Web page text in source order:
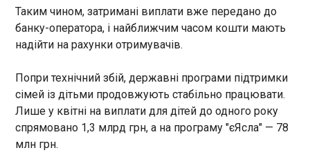
"Національний кешбек" демонструє
зростання попиту на українські товари та
позитивний вплив на економіку, –
Мінекономіки
16:41:59
Програма "Національний
кешбек" отримала високу
оцінку серед українських
споживачів і демонструє
відчутний позитивний ефект
ЧИТАТЬ
Таким чином, затримані виплати вже передано до
банку-оператора, і найближчим часом кошти мають
надійти на рахунки отримувачів.
Попри технічний збій, державні програми підтримки
сімей із дітьми продовжують стабільно працювати.
Лише у квітні на виплати для дітей до одного року
спрямовано 1,3 млрд грн, а на програму "єЯсла" — 78
млн грн.